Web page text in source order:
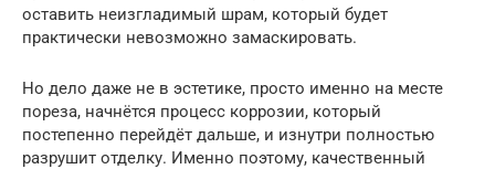
оставить неизгладимый шрам, который будет
практически невозможно замаскировать.
Но дело даже не в эстетике, просто именно на месте
пореза, начнётся процесс коррозии, который
постепенно перейдёт дальше, и изнутри полностью
разрушит отделку. Именно поэтому, качественный